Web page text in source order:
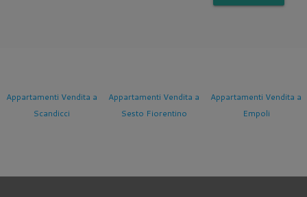
Appartamenti Vendita a
Scandicci
Appartamenti Vendita a
Sesto Fiorentino
Appartamenti Vendita a
Empoli